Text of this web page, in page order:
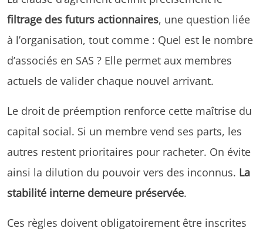
filtrage des futurs actionnaires, une question liée
à l’organisation, tout comme : Quel est le nombre
d’associés en SAS ? Elle permet aux membres
actuels de valider chaque nouvel arrivant.
Le droit de préemption renforce cette maîtrise du
capital social. Si un membre vend ses parts, les
autres restent prioritaires pour racheter. On évite
ainsi la dilution du pouvoir vers des inconnus. La
stabilité interne demeure préservée.
Ces règles doivent obligatoirement être inscrites